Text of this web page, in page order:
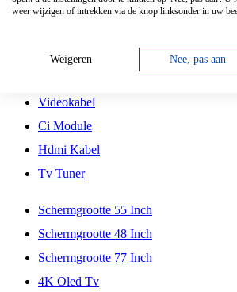
Antennekabel
Videokabel
Ci Module
Hdmi Kabel
Tv Tuner
Schermgrootte 55 Inch
Schermgrootte 48 Inch
Schermgrootte 77 Inch
4K Oled Tv
weer wijzigen of intrekken via de knop linksonder in uw
Weigeren Nee, pas aan